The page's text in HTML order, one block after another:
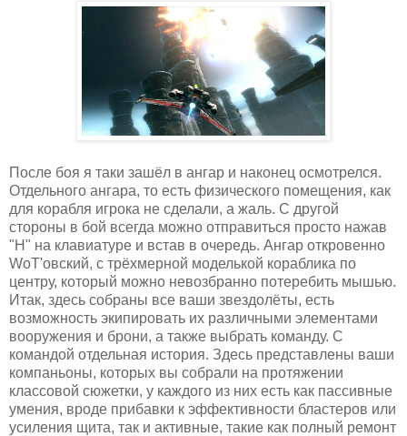
После боя я таки зашёл в ангар и наконец осмотрелся.
Отдельного ангара, то есть физического помещения, как
для корабля игрока не сделали, а жаль. С другой
стороны в бой всегда можно отправиться просто нажав
"H" на клавиатуре и встав в очередь. Ангар откровенно
WoT'овский, с трёхмерной моделькой кораблика по
центру, который можно невозбранно потеребить мышью.
Итак, здесь собраны все ваши звездолёты, есть
возможность экипировать их различными элементами
вооружения и брони, а также выбрать команду. С
командой отдельная история. Здесь представлены ваши
компаньоны, которых вы собрали на протяжении
классовой сюжетки, у каждого из них есть как пассивные
умения, вроде прибавки к эффективности бластеров или
усиления щита, так и активные, такие как полный ремонт